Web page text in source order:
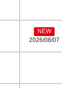
NEW
2026/08/07